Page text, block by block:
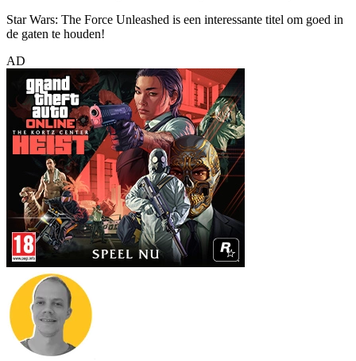
Star Wars: The Force Unleashed is een interessante titel om goed in
de gaten te houden!
AD